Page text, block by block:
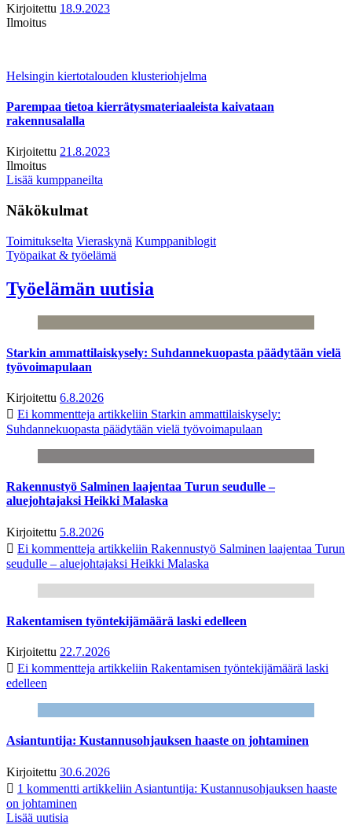
Kirjoitettu 18.9.2023
Ilmoitus
Helsingin kiertotalouden klusteriohjelma
Parempaa tietoa kierrätysmateriaaleista kaivataan
rakennusalalla
Kirjoitettu 21.8.2023
Ilmoitus
Lisää kumppaneilta
Näkökulmat
Toimitukselta Vieraskynä Kumppaniblogit
Työpaikat & työelämä
Työelämän uutisia
Starkin ammattilaiskysely: Suhdannekuopasta päädytään vielä
työvoimapulaan
Kirjoitettu 6.8.2026
Ei kommentteja artikkeliin Starkin ammattilaiskysely:
Suhdannekuopasta päädytään vielä työvoimapulaan
Rakennustyö Salminen laajentaa Turun seudulle –
aluejohtajaksi Heikki Malaska
Kirjoitettu 5.8.2026
Ei kommentteja artikkeliin Rakennustyö Salminen laajentaa Turun
seudulle – aluejohtajaksi Heikki Malaska
Rakentamisen työntekijämäärä laski edelleen
Kirjoitettu 22.7.2026
Ei kommentteja artikkeliin Rakentamisen työntekijämäärä laski
edelleen
Asiantuntija: Kustannusohjauksen haaste on johtaminen
Kirjoitettu 30.6.2026
1 kommentti artikkeliin Asiantuntija: Kustannusohjauksen haaste
on johtaminen
Lisää uutisia